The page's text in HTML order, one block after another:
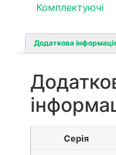
Комплектуючі
Додаткова
Серія